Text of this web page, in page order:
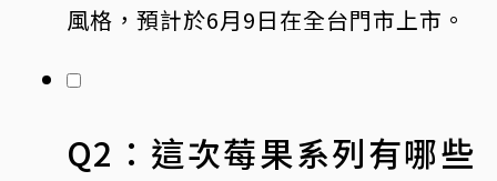
風格，預計於6月9日在全台門市上市。
Q2：這次莓果系列有哪些